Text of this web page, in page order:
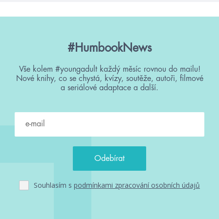
#HumbookNews
Vše kolem #youngadult každý měsíc rovnou do mailu!
Nové knihy, co se chystá, kvízy, soutěže, autoři, filmové
a seriálové adaptace a další.
Souhlasím s podmínkami zpracování osobních údajů